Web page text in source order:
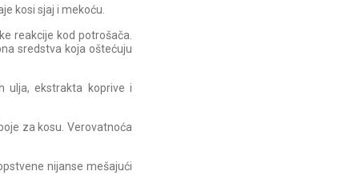
kosi sjaj i mekoću.
reakcije kod potrošača.
sredstva koja oštećuju
ulja, ekstrakta koprive i
za kosu. Verovatnoća
nijanse mešajući